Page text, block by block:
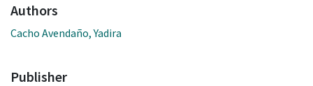
Authors
Cacho Avendaño, Yadira
Publisher